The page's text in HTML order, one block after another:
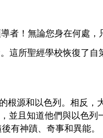
者！無論您身在何處，
這所聖經學校恢復了自
源和以色列。相反，
並且知道他們與以色列
有神蹟、奇事和異能。